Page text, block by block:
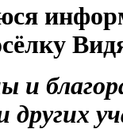
и
других